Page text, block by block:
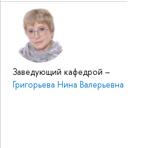
Заведующий кафедрой –
Григорьева Нина Валерьевна